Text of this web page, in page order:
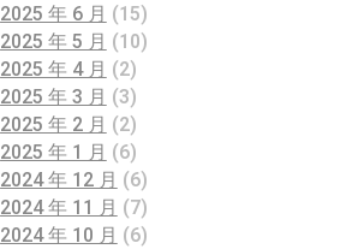
2025 年 6 月 (15)
2025 年 5 月 (10)
2025 年 4 月 (2)
2025 年 3 月 (3)
2025 年 2 月 (2)
2025 年 1 月 (6)
2024 年 12 月 (6)
2024 年 11 月 (7)
2024 年 10 月 (6)